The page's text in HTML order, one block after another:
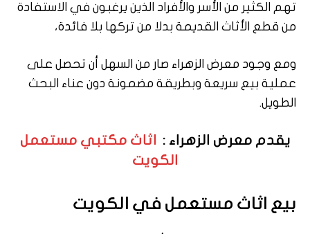
تهم الكثير من الأسر والأفراد الذين يرغبون في الاستفادة
من قطع الأثاث القديمة بدلا من تركها بلا فائدة،
ومع وجود معرض الزهراء صار من السهل أن تحصل على
عملية بيع سريعة وبطريقة مضمونة دون عناء البحث
الطويل.
يقدم معرض الزهراء :
اثاث مكتبي مستعمل
الكويت
بيع اثاث مستعمل في الكويت